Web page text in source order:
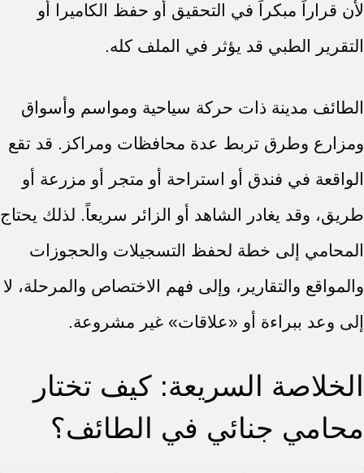
لأن قراراً مبكراً في التحقيق أو حفظ الكاميرا أو
التقرير الطبي قد يؤثر في الملف كله.
الطائف مدينة ذات حركة سياحية ومواسم وأسواق
ومزارع وطرق تربط عدة محافظات ومراكز. قد تقع
الواقعة في فندق أو استراحة أو متجر أو مزرعة أو
طريق، وقد يغادر الشاهد أو الزائر سريعاً. لذلك يحتاج
المحامي إلى خطة لحفظ التسجيلات والحجوزات
والمواقع والتقارير، وإلى فهم الاختصاص والمرحلة، لا
إلى وعد ببراءة أو «علاقات» غير مشروعة.
الخلاصة السريعة: كيف تختار
محامي جنائي في الطائف؟